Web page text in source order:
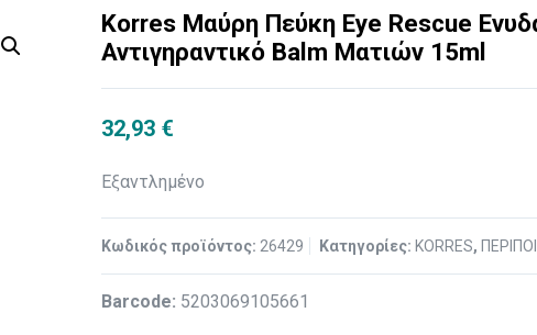
Korres Μαύρη Πεύκη Eye Rescue
Αντιγηραντικό Balm Ματιών 15ml
32,93 €
Εξαντλημένο
Κωδικός προϊόντος: 26429 Κατηγορίες: KORRES,
Βarcode: 5203069105661